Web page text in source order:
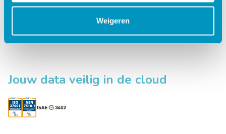
Weigeren
Jouw data veilig in de cloud